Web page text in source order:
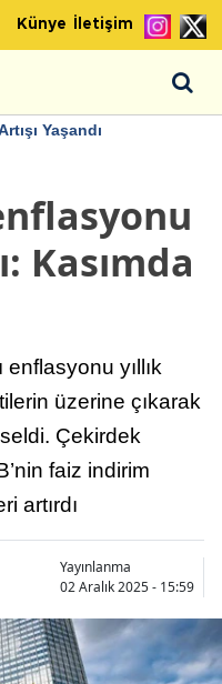
Künye İletişim
Yaşandı
Kasımda
enflasyonu yıllık
üzerine çıkarak
Çekirdek
faiz indirim
artırdı
Yayınlanma
02 Aralık 2025 - 15:59